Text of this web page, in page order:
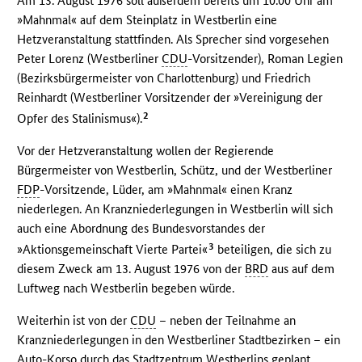
»Mahnmal« auf dem Steinplatz in Westberlin eine
Hetzveranstaltung stattfinden. Als Sprecher sind vorgesehen
Peter Lorenz (Westberliner CDU-Vorsitzender), Roman Legien
(Bezirksbürgermeister von Charlottenburg) und Friedrich
Reinhardt (Westberliner Vorsitzender der »Vereinigung der
Opfer des Stalinismus«).2
Vor der Hetzveranstaltung wollen der Regierende
Bürgermeister von Westberlin, Schütz, und der Westberliner
FDP-Vorsitzende, Lüder, am »Mahnmal« einen Kranz
niederlegen. An Kranzniederlegungen in Westberlin will sich
auch eine Abordnung des Bundesvorstandes der
»Aktionsgemeinschaft Vierte Partei«3 beteiligen, die sich zu
diesem Zweck am 13. August 1976 von der BRD aus auf dem
Luftweg nach Westberlin begeben würde.
Weiterhin ist von der CDU – neben der Teilnahme an
Kranzniederlegungen in den Westberliner Stadtbezirken – ein